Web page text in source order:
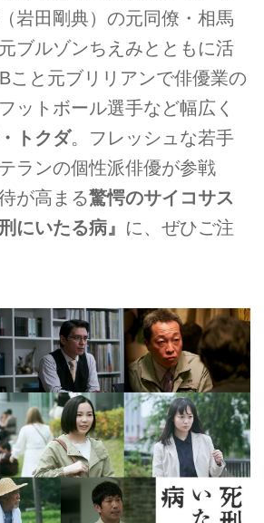
岩田剛典）の元同僚・相馬
ブルゾンちえみとともに活
こと元ブリリアンで俳優業の
ットボール選手など幅広く
トクダ。フレッシュな若手
ランの個性派俳優が参戦
が高まる驚愕のサイコサス
にいたる病』 に、ぜひご注